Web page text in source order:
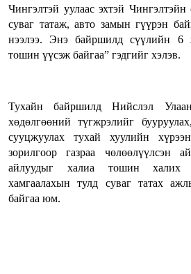
Чингэлтэй уулаас эхтэй
суваг татаж, авто замын гүүрэн
нээлээ. Энэ байршилд сүүлийн 6
тошин үүсэж байгаа” гэдгийг хэлэв.
Тухайн байршилд Нийслэл
хөдөлгөөний түгжрэлийг
сууцжуулах тухай хуулийн
зорилгоор газраа чөлөөлүүлсэн
айлуудыг халиа тошин халих
хамгаалахын тулд суваг татах
байгаа юм.